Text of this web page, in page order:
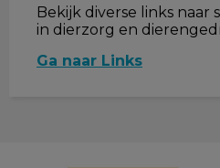
Bekijk diverse links naar
in dierzorg en
Ga naar Links